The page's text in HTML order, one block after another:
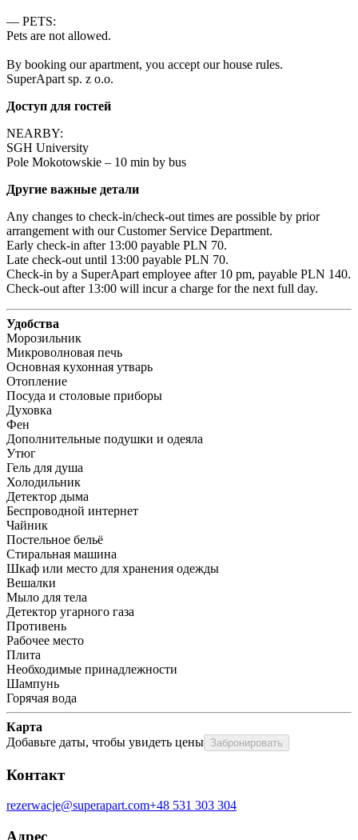
— PETS:
Pets are not allowed.
By booking our apartment, you accept our house rules.
SuperApart sp. z o.o.
Доступ для гостей
NEARBY:
SGH University
Pole Mokotowskie – 10 min by bus
Другие важные детали
Any changes to check-in/check-out times are possible by prior
arrangement with our Customer Service Department.
Early check-in after 13:00 payable PLN 70.
Late check-out until 13:00 payable PLN 70.
Check-in by a SuperApart employee after 10 pm, payable PLN 140.
Check-out after 13:00 will incur a charge for the next full day.
Удобства
Морозильник
Микроволновая печь
Основная кухонная утварь
Отопление
Посуда и столовые приборы
Духовка
Фен
Дополнительные подушки и одеяла
Утюг
Гель для душа
Холодильник
Детектор дыма
Беспроводной интернет
Чайник
Постельное бельё
Стиральная машина
Шкаф или место для хранения одежды
Вешалки
Мыло для тела
Детектор угарного газа
Противень
Рабочее место
Плита
Необходимые принадлежности
Шампунь
Горячая вода
Карта
Добавьте даты, чтобы увидеть цены Забронировать
Контакт
rezerwacje@superapart.com+48 531 303 304
Адрес